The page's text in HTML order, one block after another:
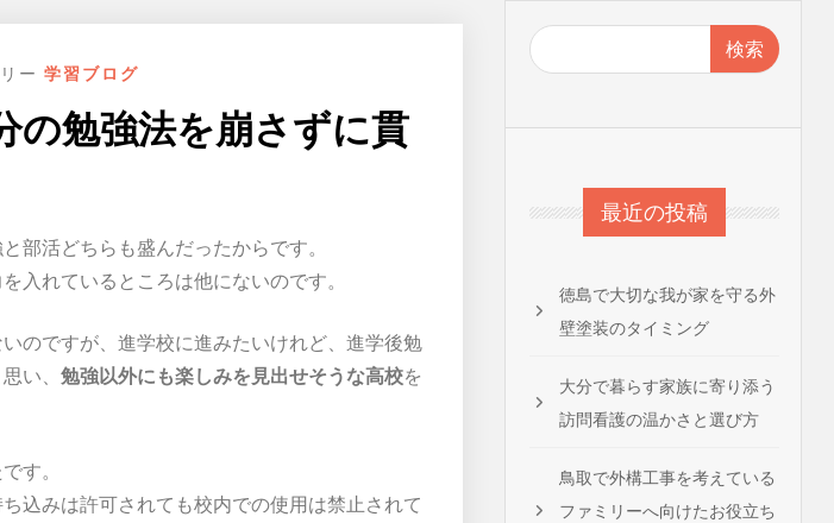
ー 学習ブログ
の勉強法を崩さずに貫
部活どちらも盛んだったからです。
入れているところは他にないのです。
のですが、進学校に進みたいけれど、進学後勉
い、 勉強以外にも楽しみを見出せそうな高校を
す。
込みは許可されても校内での使用は禁止されて
検索
最近の投稿
徳島で大切な我が家を守る外
壁塗装のタイミング
大分で暮らす家族に寄り添う
訪問看護の温かさと選び方
鳥取で外構工事を考えている
ファミリーへ向けたお役立ち